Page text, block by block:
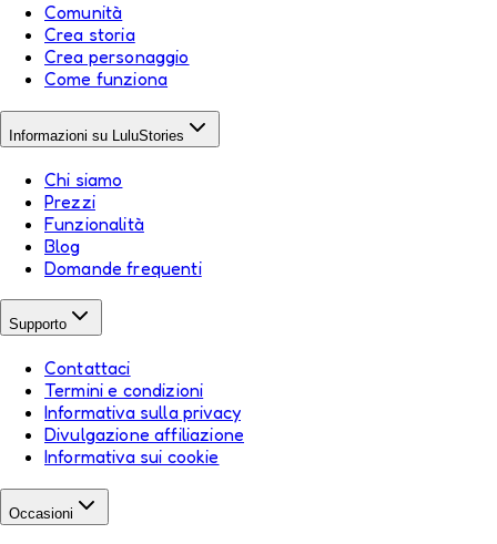
Comunità
Crea storia
Crea personaggio
Come funziona
Informazioni su LuluStories
Chi siamo
Prezzi
Funzionalità
Blog
Domande frequenti
Supporto
Contattaci
Termini e condizioni
Informativa sulla privacy
Divulgazione affiliazione
Informativa sui cookie
Occasioni